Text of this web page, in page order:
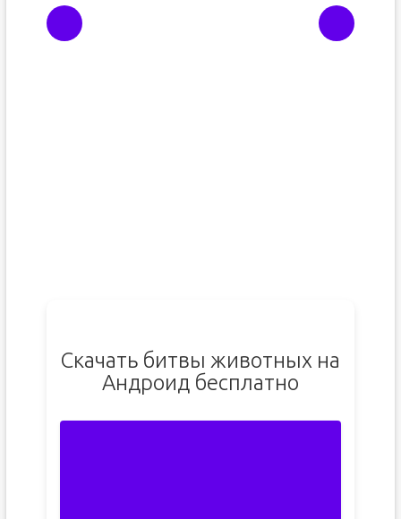
Скачать битвы животных на
Андроид бесплатно